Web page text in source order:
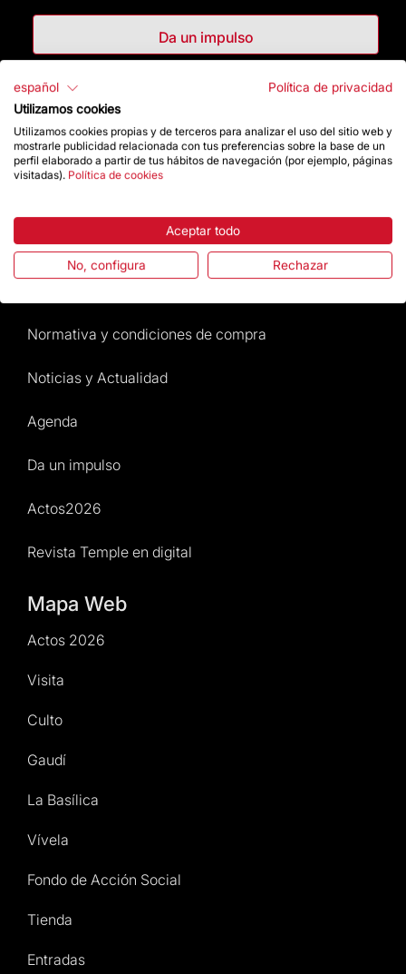
Da un impulso
Destacados
Preguntas frecuentes
Normativa y condiciones de compra
Noticias y Actualidad
Agenda
Da un impulso
Actos2026
Revista Temple en digital
Mapa Web
Actos 2026
Visita
Culto
Gaudí
La Basílica
Vívela
Fondo de Acción Social
Tienda
Entradas
español
Política de privacidad
Utilizamos cookies
Utilizamos cookies propias y de terceros para analizar el uso del sitio web y
mostrarle publicidad relacionada con tus preferencias sobre la base de un
perfil elaborado a partir de tus hábitos de navegación (por ejemplo, páginas
visitadas). Política de cookies
Aceptar todo
No, configura Rechazar